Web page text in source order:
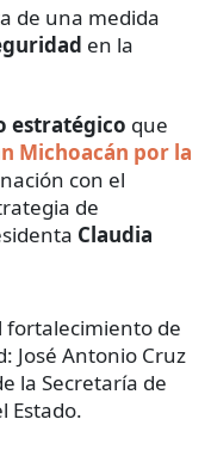
de una medida
en la
estratégico que
Michoacán por la
con el
de
Claudia
fortalecimiento de
José Antonio Cruz
la Secretaría de
Estado.